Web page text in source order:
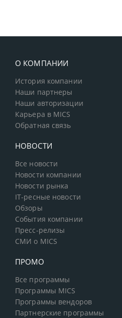
О КОМПАНИИ
История компании
Наши партнеры
Наши авторизации
Карьера в MICS
Обратная связь
НОВОСТИ
Все новости
Новости компании
Новости рынка
IT-ресные новости
Обзоры
События компании
Пресс-релизы
СМИ о MICS
ПРОМО
Все программы
Программы MICS
Программы вендоров
Партнерские программы